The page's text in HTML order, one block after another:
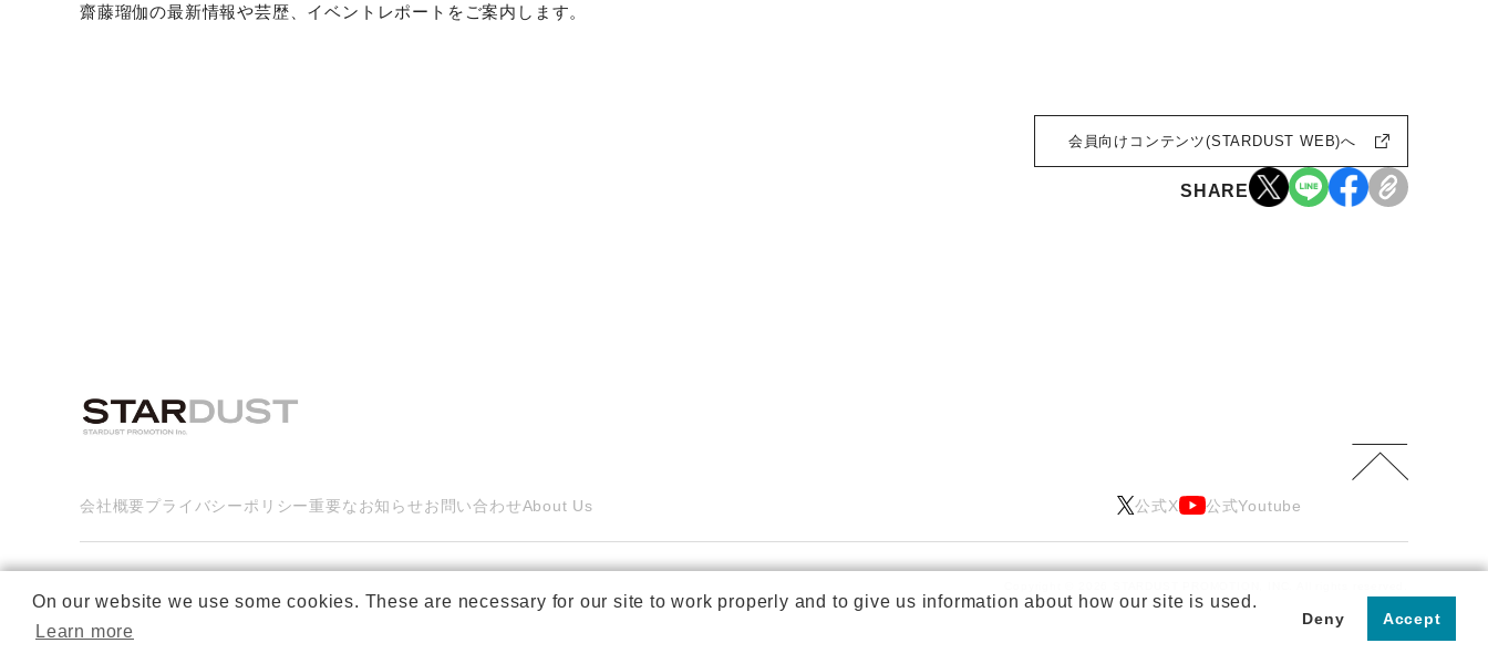
齋藤瑠伽の最新情報や芸歴、イベントレポートをご案内します。
会員向けコンテンツ(STARDUST WEB)へ
SHARE
会社概要プライバシーポリシー重要なお知らせ お問い合わせAbout Us 公式X 公式Youtube
On our website we use some cookies. These are necessary for our site to work properly and to give us information about how our site is used.
Learn more
Deny Accept